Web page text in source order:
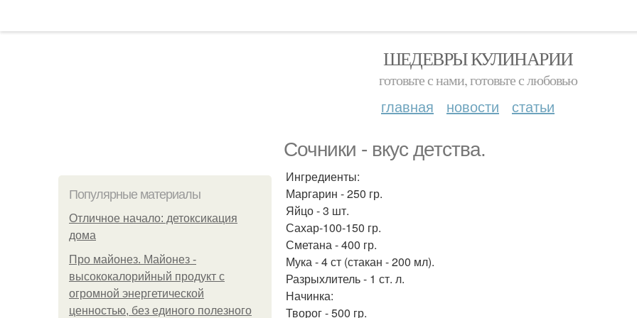
ШЕДЕВРЫ КУЛИНАРИИ
готовьте с нами, готовьте с любовью
главная новости статьи
Сочники - вкус детства.
Популярные материалы
Отличное начало: детоксикация
дома
Про майонез. Майонез -
высококалорийный продукт с
огромной энергетической
ценностью, без единого полезного
Ингредиенты:
Маргарин - 250 гр.
Яйцо - 3 шт.
Сахар-100-150 гр.
Сметана - 400 гр.
Мука - 4 ст (стакан - 200 мл).
Разрыхлитель - 1 ст. л.
Начинка:
Творог - 500 гр.